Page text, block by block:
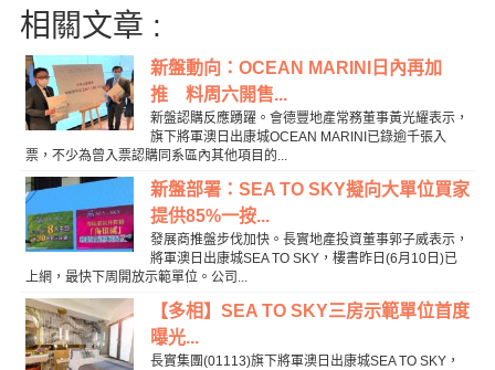
相關文章 :
新盤動向：OCEAN MARINI日內再加
推 料周六開售...
新盤認購反應踴躍。會德豐地產常務董事黃光耀表示，
旗下將軍澳日出康城OCEAN MARINI已錄逾千張入
票，不少為曾入票認購同系區內其他項目的...
新盤部署：SEA TO SKY擬向大單位買家
提供85%一按...
發展商推盤步伐加快。長實地產投資董事郭子威表示，
將軍澳日出康城SEA TO SKY，樓書昨日(6月10日)已
上網，最快下周開放示範單位。公司...
【多相】SEA TO SKY三房示範單位首度
曝光...
長實集團(01113)旗下將軍澳日出康城SEA TO SKY，